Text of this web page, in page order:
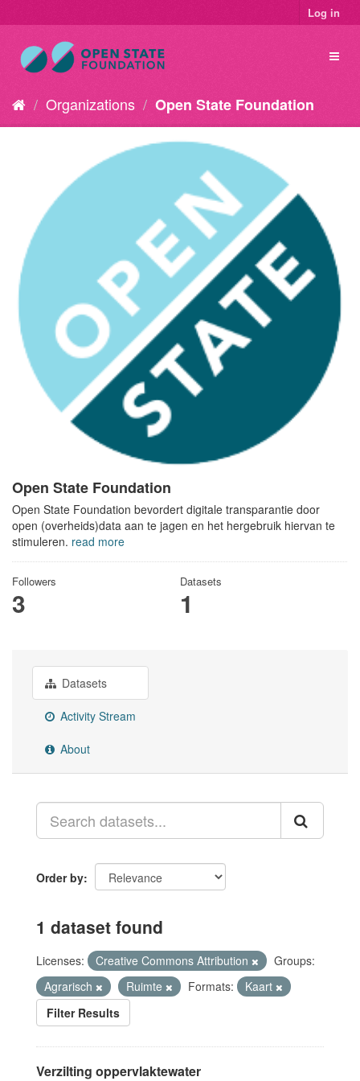
Log in
Organizations Open State Foundation
Open State Foundation
Open State Foundation bevordert digitale transparantie door
open (overheids)data aan te jagen en het hergebruik hiervan te
stimuleren. read more
Followers
3
Datasets
1
Datasets
Activity Stream
About
Order by
1 dataset found
Licenses: Creative Commons Attribution
Groups:
Agrarisch
Ruimte Formats:
Kaart
Filter Results
Verzilting oppervlaktewater